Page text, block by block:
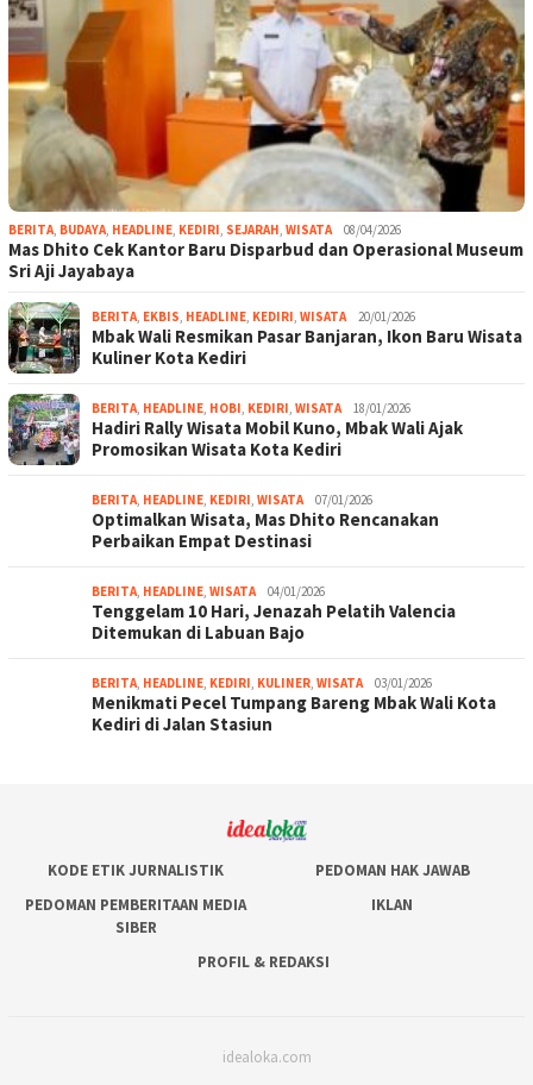
BERITA, BUDAYA, HEADLINE, KEDIRI, SEJARAH, WISATA 08/04/2026
Mas Dhito Cek Kantor Baru Disparbud dan Operasional Museum
Sri Aji Jayabaya
BERITA, EKBIS, HEADLINE, KEDIRI, WISATA 20/01/2026
Mbak Wali Resmikan Pasar Banjaran, Ikon Baru Wisata
Kuliner Kota Kediri
BERITA, HEADLINE, HOBI, KEDIRI, WISATA 18/01/2026
Hadiri Rally Wisata Mobil Kuno, Mbak Wali Ajak
Promosikan Wisata Kota Kediri
BERITA, HEADLINE, KEDIRI, WISATA 07/01/2026
Optimalkan Wisata, Mas Dhito Rencanakan
Perbaikan Empat Destinasi
BERITA, HEADLINE, WISATA 04/01/2026
Tenggelam 10 Hari, Jenazah Pelatih Valencia
Ditemukan di Labuan Bajo
BERITA, HEADLINE, KEDIRI, KULINER, WISATA 03/01/2026
Menikmati Pecel Tumpang Bareng Mbak Wali Kota
Kediri di Jalan Stasiun
KODE ETIK JURNALISTIK
PEDOMAN HAK JAWAB
PEDOMAN PEMBERITAAN MEDIA
SIBER
IKLAN
PROFIL & REDAKSI
idealoka.com